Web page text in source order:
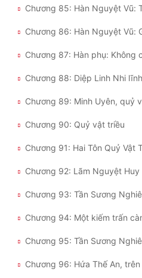
Chương 85: Hàn Nguyệt Vũ:
Chương 88: Diệp Linh Nhi
Chương 89: Minh Uyên, quỷ
Chương 90: Quỷ vật triều
Chương 92: Lãm Nguyệt Huy
Chương 94: Một kiếm trấn